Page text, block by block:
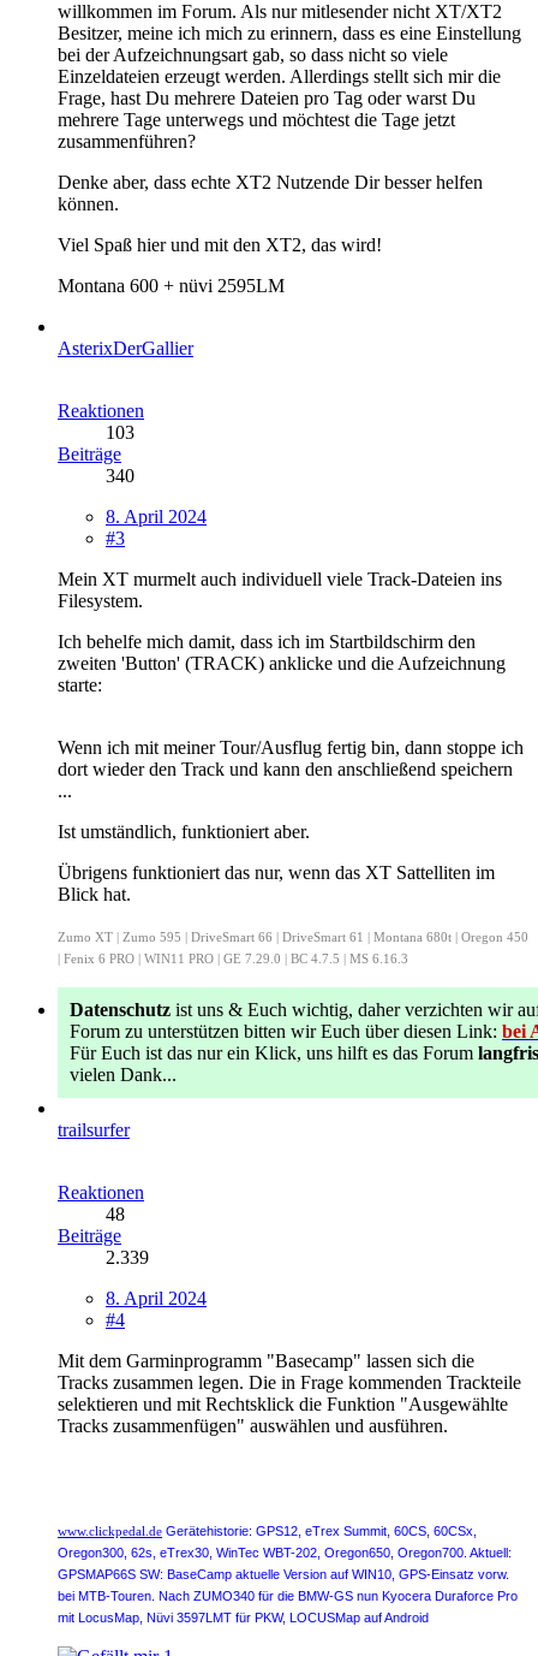
willkommen im Forum. Als nur mitlesender nicht XT/XT2
Besitzer, meine ich mich zu erinnern, dass es eine Einstellung
bei der Aufzeichnungsart gab, so dass nicht so viele
Einzeldateien erzeugt werden. Allerdings stellt sich mir die
Frage, hast Du mehrere Dateien pro Tag oder warst Du
mehrere Tage unterwegs und möchtest die Tage jetzt
zusammenführen?
Denke aber, dass echte XT2 Nutzende Dir besser helfen
können.
Viel Spaß hier und mit den XT2, das wird!
Montana 600 + nüvi 2595LM
AsterixDerGallier
Reaktionen
103
Beiträge
340
8. April 2024
#3
Mein XT murmelt auch individuell viele Track-Dateien ins
Filesystem.
Ich behelfe mich damit, dass ich im Startbildschirm den
zweiten 'Button' (TRACK) anklicke und die Aufzeichnung
starte:
Wenn ich mit meiner Tour/Ausflug fertig bin, dann stoppe ich
dort wieder den Track und kann den anschließend speichern
...
Ist umständlich, funktioniert aber.
Übrigens funktioniert das nur, wenn das XT Sattelliten im
Blick hat.
Zumo XT | Zumo 595 | DriveSmart 66 | DriveSmart 61 | Montana 680t | Oregon 450
| Fenix 6 PRO | WIN11 PRO | GE 7.29.0 | BC 4.7.5 | MS 6.16.3
Datenschutz ist uns & Euch wichtig, daher verzichten wir
Forum zu unterstützen bitten wir Euch über diesen Link: bei
Für Euch ist das nur ein Klick, uns hilft es das Forum
vielen Dank...
trailsurfer
Reaktionen
48
Beiträge
2.339
8. April 2024
#4
Mit dem Garminprogramm "Basecamp" lassen sich die
Tracks zusammen legen. Die in Frage kommenden Trackteile
selektieren und mit Rechtsklick die Funktion "Ausgewählte
Tracks zusammenfügen" auswählen und ausführen.
www.clickpedal.de Gerätehistorie: GPS12, eTrex Summit, 60CS, 60CSx,
Oregon300, 62s, eTrex30, WinTec WBT-202, Oregon650, Oregon700. Aktuell:
GPSMAP66S SW: BaseCamp aktuelle Version auf WIN10, GPS-Einsatz vorw.
bei MTB-Touren. Nach ZUMO340 für die BMW-GS nun Kyocera Duraforce Pro
mit LocusMap, Nüvi 3597LMT für PKW, LOCUSMap auf Android